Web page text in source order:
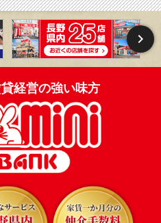
経営の強い味方